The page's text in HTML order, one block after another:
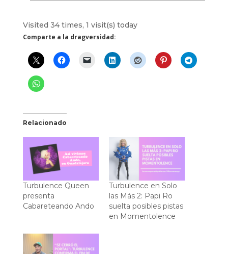
Visited 34 times, 1 visit(s) today
Comparte a la dragversidad:
Relacionado
Turbulence Queen
presenta
Cabareteando Ando
Turbulence en Solo
las Más 2: Papi Ro
suelta posibles pistas
en Momentolence